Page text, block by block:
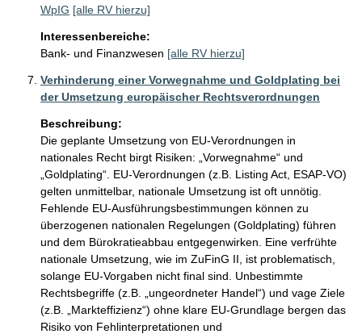
WpIG [alle RV hierzu]
Interessenbereiche:
Bank- und Finanzwesen [alle RV hierzu]
Verhinderung einer Vorwegnahme und Goldplating bei
der Umsetzung europäischer Rechtsverordnungen
Beschreibung:
Die geplante Umsetzung von EU-Verordnungen in
nationales Recht birgt Risiken: „Vorwegnahme“ und
„Goldplating“. EU-Verordnungen (z.B. Listing Act, ESAP-VO)
gelten unmittelbar, nationale Umsetzung ist oft unnötig.
Fehlende EU-Ausführungsbestimmungen können zu
überzogenen nationalen Regelungen (Goldplating) führen
und dem Bürokratieabbau entgegenwirken. Eine verfrühte
nationale Umsetzung, wie im ZuFinG II, ist problematisch,
solange EU-Vorgaben nicht final sind. Unbestimmte
Rechtsbegriffe (z.B. „ungeordneter Handel“) und vage Ziele
(z.B. „Markteffizienz“) ohne klare EU-Grundlage bergen das
Risiko von Fehlinterpretationen und